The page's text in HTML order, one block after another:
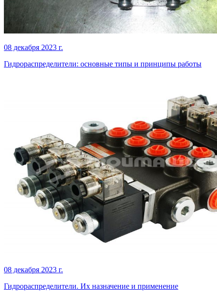
08 декабря 2023 г.
Гидрораспределители: основные типы и принципы работы
08 декабря 2023 г.
Гидрораспределители. Их назначение и применение